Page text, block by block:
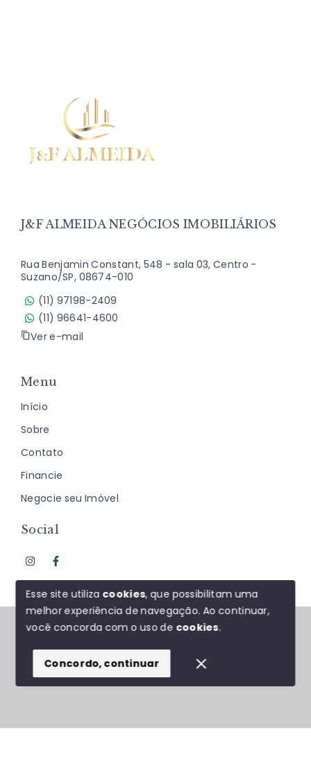
J&F ALMEIDA NEGÓCIOS IMOBILIÁRIOS
Rua Benjamin Constant, 548 - sala 03, Centro -
Suzano/SP, 08674-010
(11) 97198-2409
(11) 96641-4600
Ver e-mail
Menu
Início
Sobre
Contato
Financie
Negocie seu Imóvel
Social
© Copyright 2026 - J&F ALMEIDA NEGÓCIOS
SITE PARA IMOBILIARIA
Esse site utiliza cookies, que possibilitam uma
melhor experiência de navegação.Ao continuar,
você concorda com o uso de cookies.
Concordo, continuar